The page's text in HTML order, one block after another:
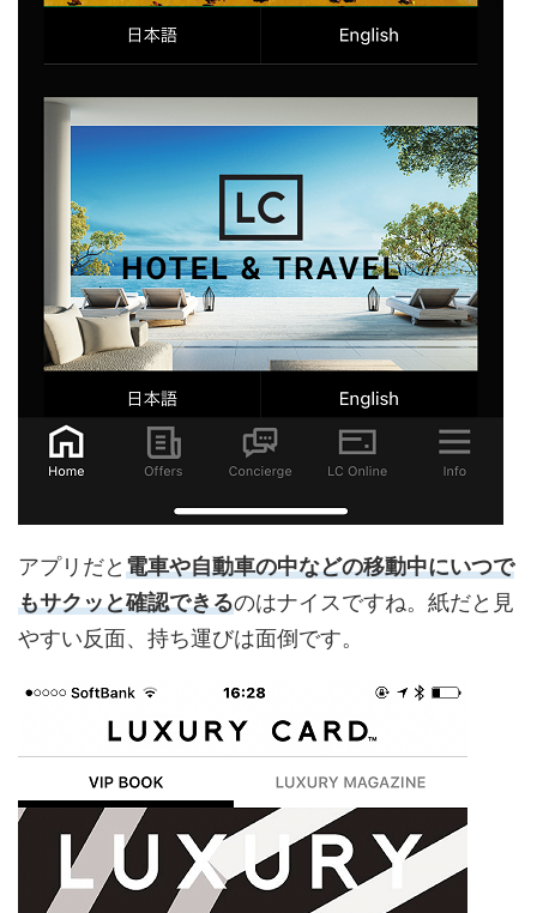
アプリだと 電車や自動車の中などの移動中にいつで
もサクッと確認できるのはナイスですね。紙だと見
やすい反面、持ち運びは面倒です。